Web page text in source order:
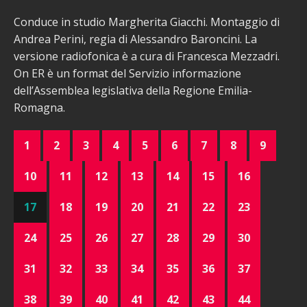
Conduce in studio Margherita Giacchi. Montaggio di
Andrea Perini, regia di Alessandro Baroncini. La
versione radiofonica è a cura di Francesca Mezzadri.
On ER è un format del Servizio informazione
dell’Assemblea legislativa della Regione Emilia-
Romagna.
1 2 3 4 5 6 7 8 9
10 11 12 13 14 15 16
17 18 19 20 21 22 23
24 25 26 27 28 29 30
31 32 33 34 35 36 37
38 39 40 41 42 43 44